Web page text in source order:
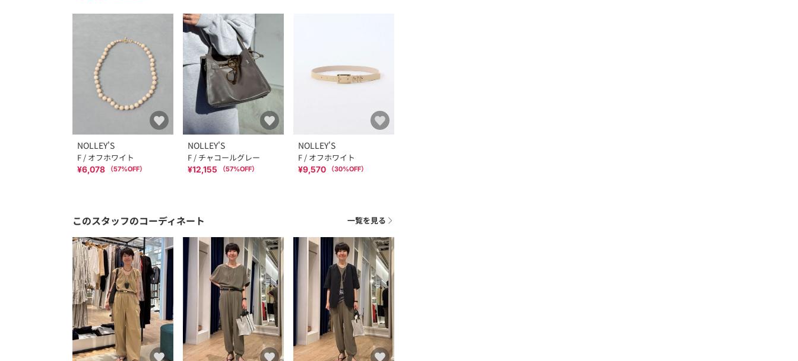
NOLLEY'S
F / オフホワイト
¥6,078 （57%OFF）
NOLLEY'S
F / チャコールグレー
¥12,155 （57%OFF）
NOLLEY'S
F / オフホワイト
¥9,570 （30%OFF）
このスタッフのコーディネート 一覧を見る